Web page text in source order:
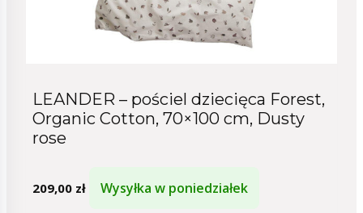
LEANDER – pościel dziecięca Forest,
Organic Cotton, 70×100 cm, Dusty
rose
209,00 zł Wysyłka w poniedziałek